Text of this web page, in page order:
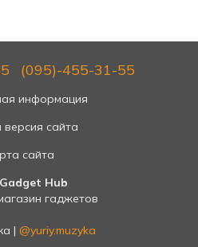
(095)-455-31-55
информация
сайта
сайта
Gadget Hub
гаджетов
| @yuriy.muzyka